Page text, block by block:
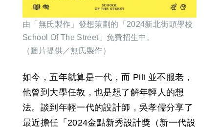
由「無氏製作」發想策劃的「2024新北街頭學校
School Of The Street」免費招生中。
（圖片提供／無氏製作）
如今，五年就算是一代，而 Pili 並不服老，
他曾到大學任教，也是想了解年輕人的想
法。談到年輕一代的設計師，吳孝儒分享了
最近擔任「2024金點新秀設計獎（新一代設